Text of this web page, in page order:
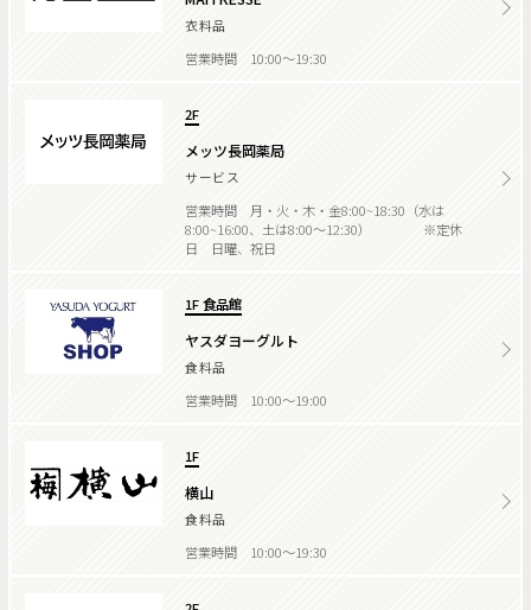
衣料品
営業時間 10:00～19:30
2F
メッツ長岡薬局
サービス
営業時間 月・火・木・金8:00~18:30（水は
8:00~16:00、土は8:00～12:30） ※定休
日 日曜、祝日
1F 食品館
ヤスダヨーグルト
食料品
営業時間 10:00～19:00
1F
横山
食料品
営業時間 10:00～19:30